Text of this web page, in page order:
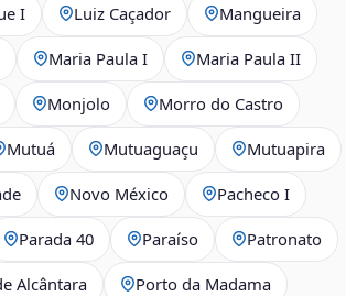
I Luiz Caçador Mangueira
Maria Paula I Maria Paula II
Monjolo Morro do Castro
Mutuá Mutuaguaçu Mutuapira
Novo México Pacheco I
Parada 40 Paraíso Patronato
Alcântara Porto da Madama